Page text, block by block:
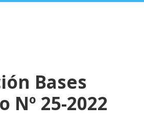
Bases
Nº 25-2022